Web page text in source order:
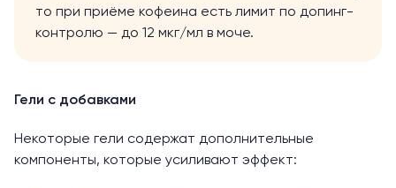
то при приёме кофеина есть лимит по допинг-
контролю — до 12 мкг/мл в моче.
Гели с добавками
Некоторые гели содержат дополнительные
компоненты, которые усиливают эффект: